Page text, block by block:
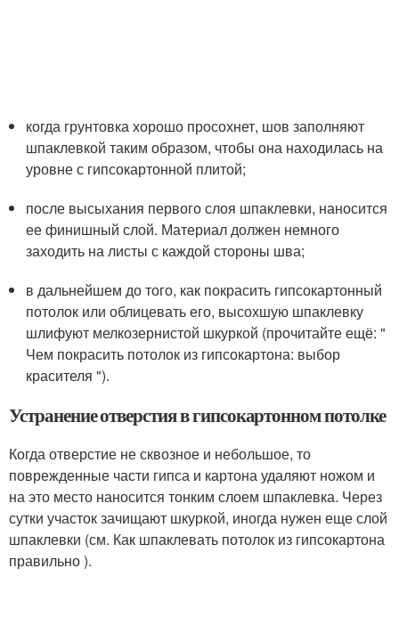
когда грунтовка хорошо просохнет, шов заполняют
шпаклевкой таким образом, чтобы она находилась на
уровне с гипсокартонной плитой;
после высыхания первого слоя шпаклевки, наносится
ее финишный слой. Материал должен немного
заходить на листы с каждой стороны шва;
в дальнейшем до того, как покрасить гипсокартонный
потолок или облицевать его, высохшую шпаклевку
шлифуют мелкозернистой шкуркой (прочитайте ещё: "
Чем покрасить потолок из гипсокартона: выбор
красителя ").
Устранение отверстия в гипсокартонном потолке
Когда отверстие не сквозное и небольшое, то
поврежденные части гипса и картона удаляют ножом и
на это место наносится тонким слоем шпаклевка. Через
сутки участок зачищают шкуркой, иногда нужен еще слой
шпаклевки (см. Как шпаклевать потолок из гипсокартона
правильно ).